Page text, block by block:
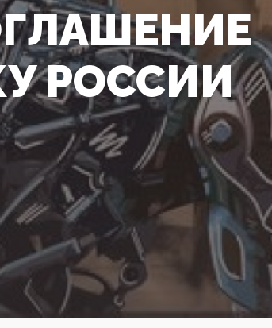
РОССИИ